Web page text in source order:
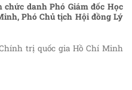
danh Phó Giám đốc Học
Phó Chủ tịch Hội đồng Lý
trị quốc gia Hồ Chí Minh